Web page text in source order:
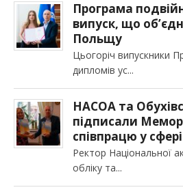
Програма
випуск, що
Польщу
Цьогоріч випускники
дипломів ус
НАСОА та
підписали
співпрацю у
Ректор Національної
обліку та